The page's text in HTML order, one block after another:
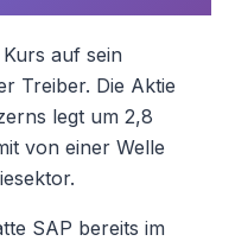
auf sein
Treiber. Die Aktie
legt um 2,8
von einer Welle
SAP bereits im